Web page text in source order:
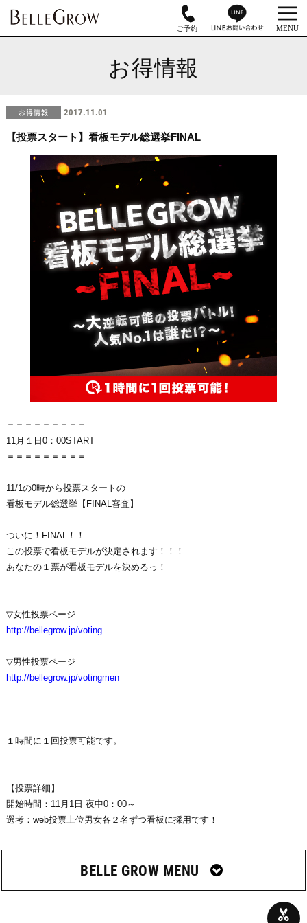
お得情報
お得情報 2017.11.01
【投票スタート】看板モデル総選挙FINAL
＝＝＝＝＝＝＝＝＝
11月１日0：00START
＝＝＝＝＝＝＝＝＝
11/1の0時から投票スタートの
看板モデル総選挙【FINAL審査】
ついに！FINAL！！
この投票で看板モデルが決定されます！！！
あなたの１票が看板モデルを決めるっ！
▽女性投票ページ
http://bellegrow.jp/voting
▽男性投票ページ
http://bellegrow.jp/votingmen
１時間に１回投票可能です。
【投票詳細】
開始時間：11月1日 夜中0：00～
選考：web投票上位男女各２名ずつ看板に採用です！
BELLE GROW MENU